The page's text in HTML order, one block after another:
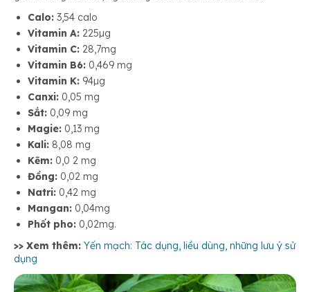
Phòng chống bệnh hen suyễn
Kháng viêm hiệu quả
Ngăn ngừa bệnh thiếu hụt máu
Calo: 3,54 calo
Vitamin A: 225µg
Vitamin C: 28,7mg
Vitamin B6: 0,469 mg
Vitamin K: 94µg
Canxi: 0,05 mg
Sắt: 0,09 mg
Magie: 0,13 mg
Kali: 8,08 mg
Kẽm: 0,0 2 mg
Đồng: 0,02 mg
Natri: 0,42 mg
Mangan: 0,04mg
Phốt pho: 0,02mg.
>> Xem thêm: Yến mạch: Tác dụng, liều dùng, những lưu ý sử
dụng